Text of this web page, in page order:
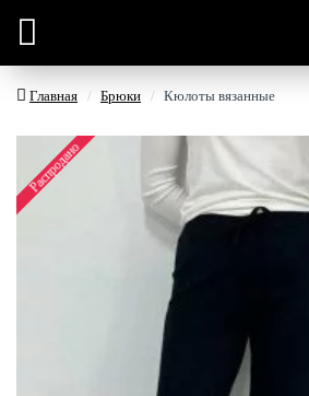
Главная Брюки Кюлоты вязанные
Распродано